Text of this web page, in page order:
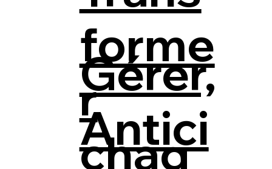
Gérer,
Antici
forme
r
chaq